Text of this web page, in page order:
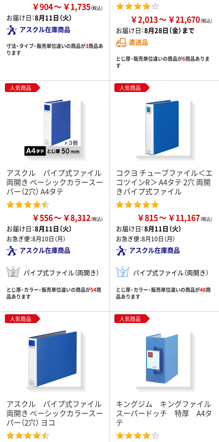
￥904 ￥1,735
お届け日：8月11日（火）
アスクル在庫商品
寸法・タイプ・販売単位違いの商品が3商品あ
ります
￥2,013 ￥21,670
お届け日：8月28日（金）まで
直送品
とじ厚・販売単位違いの商品が6商品ありま
す
人気商品
アスクル パイプ式ファイル
両開き ベーシックカラースー
パー（2穴） A4タテ
￥556 ￥8,312
お届け日：8月11日（火）
お急ぎ便：8月10日（月）
アスクル在庫商品
パイプ式ファイル（両開き）
とじ厚・カラー・販売単位違いの商品が54商
品あります
人気商品
コクヨ チューブファイル＜エ
コツインR＞ A4タテ 2穴 両開
きパイプ式ファイル
￥815 ￥11,167
お届け日：8月11日（火）
お急ぎ便：8月10日（月）
アスクル在庫商品
パイプ式ファイル（両開き）
とじ厚・カラー・販売単位違いの商品が48商
品あります
人気商品
アスクル パイプ式ファイル
両開き ベーシックカラースー
パー（2穴） ヨコ
人気商品
キングジム キングファイル
スーパードッチ 特厚 A4タ
テ